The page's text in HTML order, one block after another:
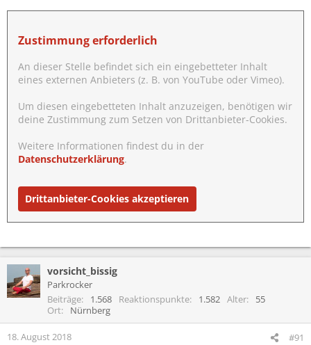
Zustimmung erforderlich
An dieser Stelle befindet sich ein eingebetteter Inhalt
eines externen Anbieters (z. B. von YouTube oder Vimeo).
Um diesen eingebetteten Inhalt anzuzeigen, benötigen wir
deine Zustimmung zum Setzen von Drittanbieter-Cookies.
Weitere Informationen findest du in der
Datenschutzerklärung.
Drittanbieter-Cookies akzeptieren
vorsicht_bissig
Parkrocker
Beiträge
1.568 Reaktionspunkte 1.582 Alter
55
Ort
Nürnberg
18. August 2018 #91